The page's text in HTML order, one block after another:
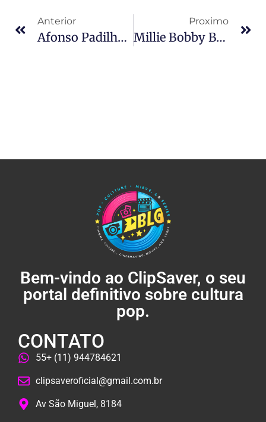
Anterior
Afonso Padilha: O Humor Autêntico Que Conquistou O Brasil
Proximo
Millie Bobby Brown: A Jovem Estrela Que Conquistou O Mundo
Bem-vindo ao ClipSaver, o seu
portal definitivo sobre cultura
pop.
CONTATO
55+ (11) 944784621
clipsaveroficial@gmail.com.br
Av São Miguel, 8184